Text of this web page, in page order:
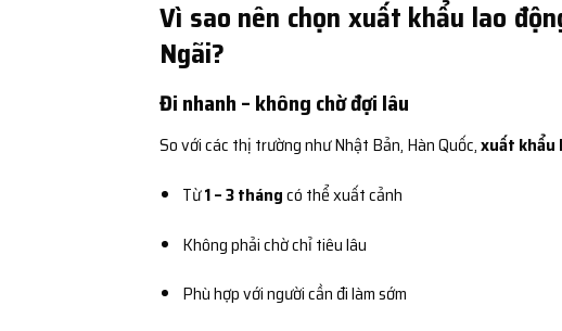
Vì sao nên chọn xuất khẩu lao
Ngãi?
Đi nhanh – không chờ đợi lâu
So với các thị trường như Nhật Bản, Hàn Quốc,xuất khẩu
Từ1 – 3 thángcó thể xuất cảnh
Không phải chờ chỉ tiêu lâu
Phù hợp với người cần đi làm sớm